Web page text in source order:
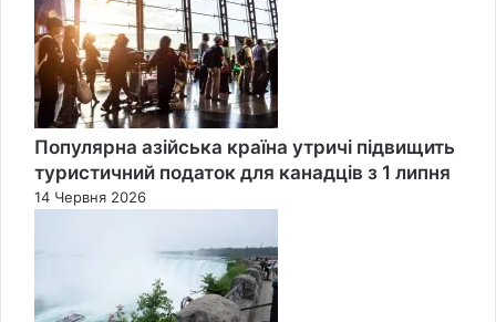
Популярна азійська країна утричі підвищить
туристичний податок для канадців з 1 липня
14 Червня 2026